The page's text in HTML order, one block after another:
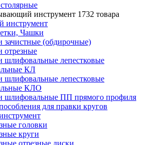
инструмент 1732 товара
инструмент
Чашки
зачистные (обдирочные)
отрезные
шлифовальные лепестковые
КЛ
шлифовальные лепестковые
КЛО
шлифовальные ПП прямого профиля
для правки кругов
головки
круги
отрезные диски